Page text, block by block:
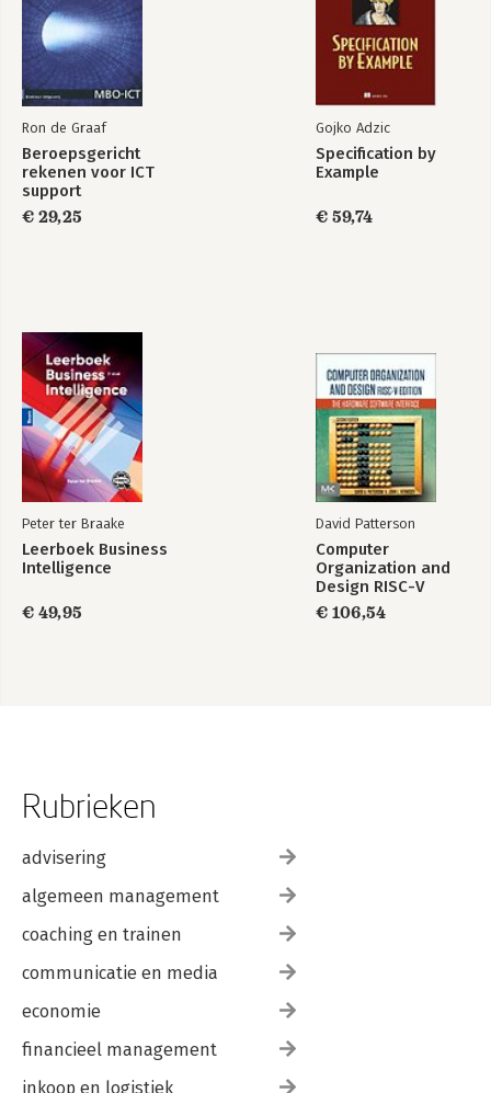
Ron de Graaf
Beroepsgericht
rekenen voor ICT
support
€ 29,25
Gojko Adzic
Specification by
Example
€ 59,74
Peter ter Braake
Leerboek Business
Intelligence
€ 49,95
David Patterson
Computer
Organization and
Design RISC-V
Edition
€ 106,54
Rubrieken
advisering
algemeen management
coaching en trainen
communicatie en media
economie
financieel management
inkoop en logistiek